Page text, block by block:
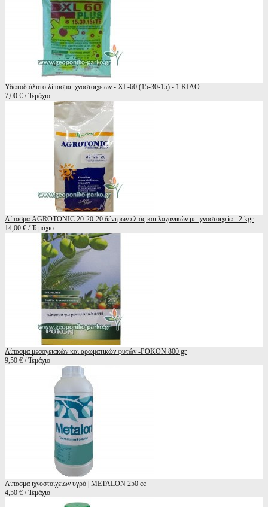
Υδατοδιάλυτο λίπασμα ιχνοστοιχείων - XL-60 (15-30-15) - 1 ΚΙΛΟ
7,00 € / Τεμάχιο
Λίπασμα AGROTONIC 20-20-20 δέντρων ελιάς και λαχανικών με ιχνοστοιχεία - 2 kgr
14,00 € / Τεμάχιο
Λίπασμα μεσογειακών και αρωματικών φυτών -POKON 800 gr
9,50 € / Τεμάχιο
Λίπασμα ιχνοστοιχείων υγρό | METALON 250 cc
4,50 € / Τεμάχιο